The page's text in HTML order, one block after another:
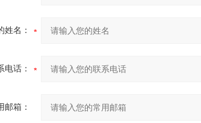
姓名：
电话：
邮箱：